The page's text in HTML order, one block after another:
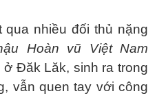
qua nhiều đối thủ nặng
Hoàn vũ Việt Nam
Đăk Lăk, sinh ra trong
vẫn quen tay với công